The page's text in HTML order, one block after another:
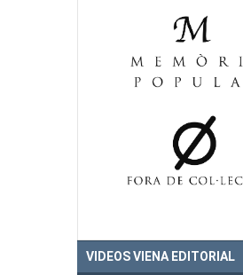
VIDEOS VIENA EDITORIAL